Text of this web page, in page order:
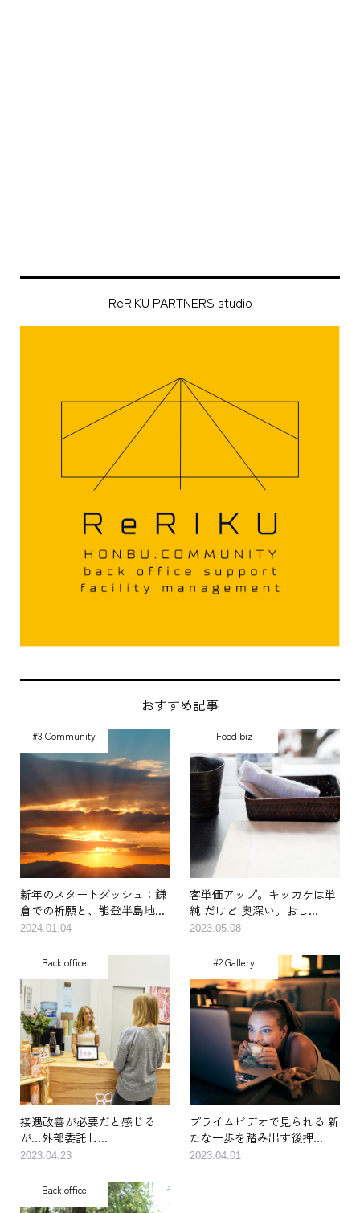
ReRIKU PARTNERS studio
おすすめ記事
#3 Community
新年のスタートダッシュ：鎌
倉での祈願と、能登半島地...
2024.01.04
Food biz
客単価アップ。キッカケは単
純 だけど 奥深い。おし...
2023.05.08
Back office
接遇改善が必要だと感じる
が…外部委託し...
2023.04.23
#2 Gallery
プライムビデオで見られる 新
たな一歩を踏み出す後押...
2023.04.01
Back office